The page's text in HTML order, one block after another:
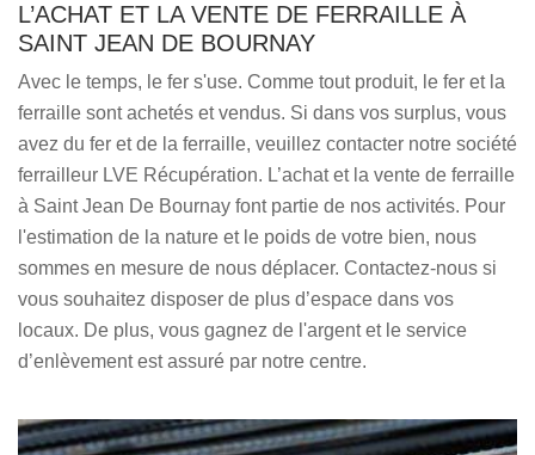
L’ACHAT ET LA VENTE DE FERRAILLE À
SAINT JEAN DE BOURNAY
Avec le temps, le fer s'use. Comme tout produit, le fer et la
ferraille sont achetés et vendus. Si dans vos surplus, vous
avez du fer et de la ferraille, veuillez contacter notre société
ferrailleur LVE Récupération. L’achat et la vente de ferraille
à Saint Jean De Bournay font partie de nos activités. Pour
l'estimation de la nature et le poids de votre bien, nous
sommes en mesure de nous déplacer. Contactez-nous si
vous souhaitez disposer de plus d’espace dans vos
locaux. De plus, vous gagnez de l'argent et le service
d’enlèvement est assuré par notre centre.